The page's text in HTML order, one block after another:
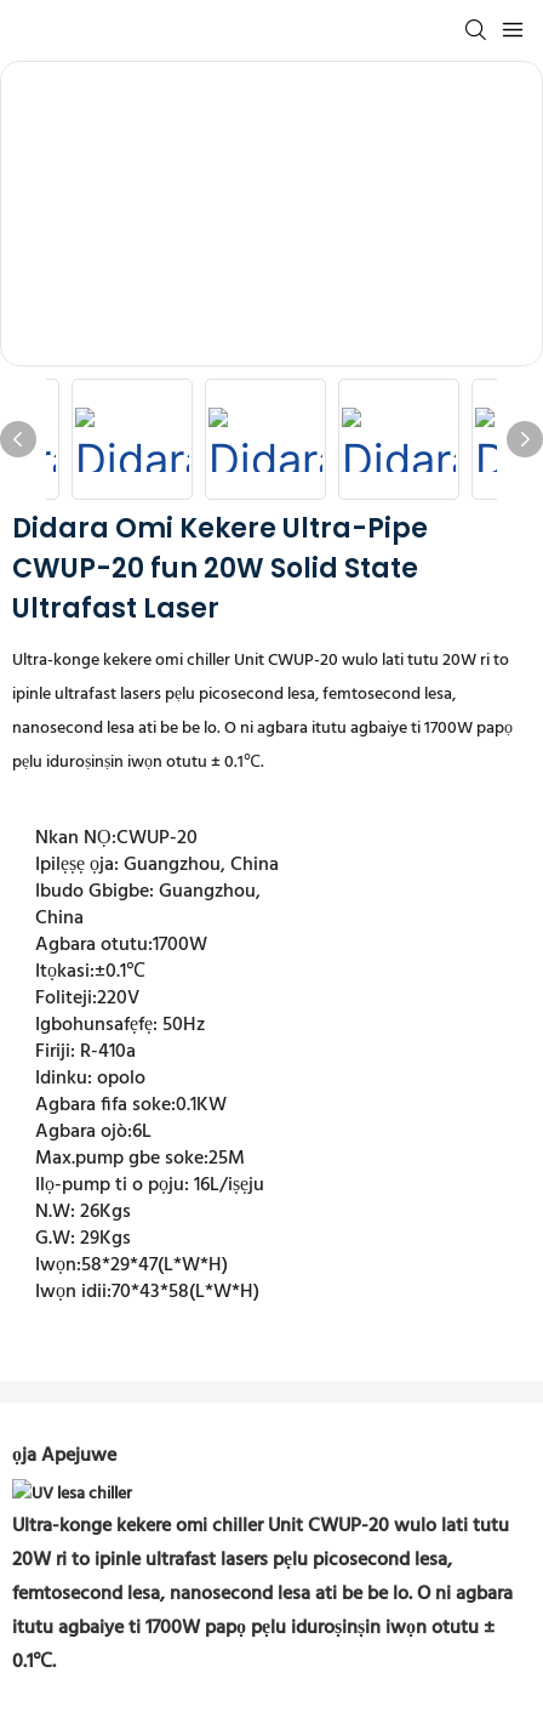
Didara Omi Kekere Ultra-Pipe
CWUP-20 fun 20W Solid State
Ultrafast Laser
Ultra-konge kekere omi chiller Unit CWUP-20 wulo lati tutu 20Wri to
ipinleultrafast lasers pẹlu picosecond lesa, femtosecond lesa,
nanosecond lesa ati be be lo. O ni agbara itutu agbaiye ti 1700W papọ
pẹlu iduroṣinṣin iwọn otutu ± 0.1℃.
Nkan NỌ:CWUP-20
Ipilẹṣẹ ọja:Guangzhou, China
Ibudo Gbigbe:Guangzhou,
China
Agbara otutu:1700W
Itọkasi:±0.1℃
Foliteji:220V
Igbohunsafẹfẹ:50Hz
Firiji: R-410a
Idinku:opolo
Agbara fifa soke:0.1KW
Agbara ojò:6L
Max.pump gbe soke:25M
Ilọ-pump ti o pọju:16L/iṣẹju
N.W:26Kgs
G.W:29Kgs
Iwọn:58*29*47(L*W*H)
Iwọn idii:70*43*58(L*W*H)
ọja Apejuwe
Ultra-konge kekere omi chiller Unit CWUP-20 wulo lati tutu
20Wri to ipinleultrafast lasers pẹlu picosecond lesa,
femtosecond lesa, nanosecond lesa ati be be lo. O ni agbara
itutu agbaiye ti 1700W papọ pẹlu iduroṣinṣin iwọn otutu ±
0.1℃.